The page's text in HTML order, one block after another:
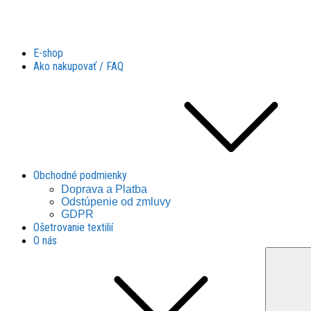
Látky Husár
Látky Husár
E-shop
Ako nakupovať / FAQ
Obchodné podmienky
Doprava a Platba
Odstúpenie od zmluvy
GDPR
Ošetrovanie textilií
O nás